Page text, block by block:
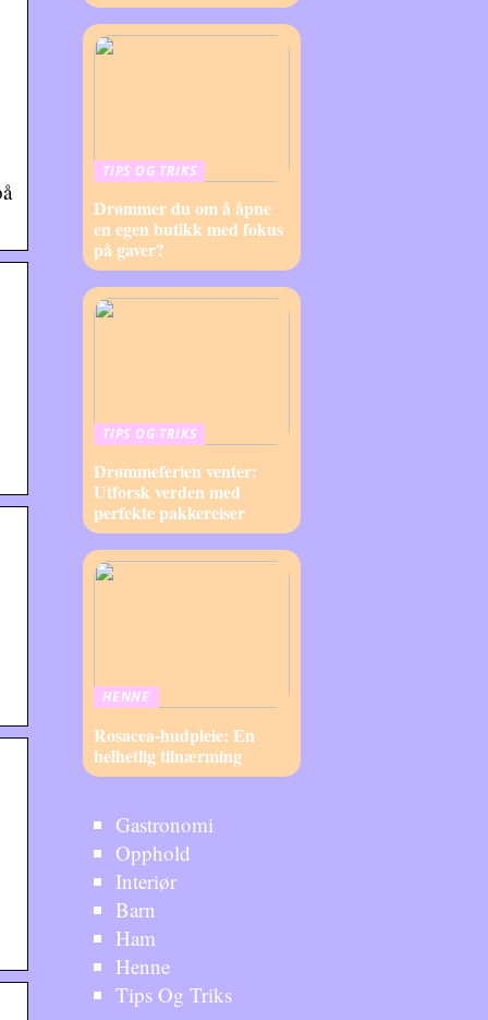
TIPS OG TRIKS
Drømmer du om å åpne
en egen butikk med fokus
på gaver?
TIPS OG TRIKS
Drømmeferien venter:
Utforsk verden med
perfekte pakkereiser
HENNE
Rosacea-hudpleie: En
helhetlig tilnærming
Gastronomi
Opphold
Interiør
Barn
Ham
Henne
Tips Og Triks